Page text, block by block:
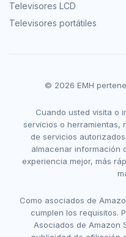
Televisores LCD
Televisores portátiles
© 2026 EMH
Cuando usted visita o
servicios o herramientas,
de servicios
almacenar información
experiencia mejor, más
Como asociados de
cumplen los requisitos.
Asociados de Amazon